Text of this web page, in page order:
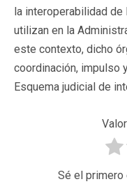
la interoperabilidad
utilizan en la
este contexto, dicho
coordinación, impulso
Esquema judicial de
Sé el primero